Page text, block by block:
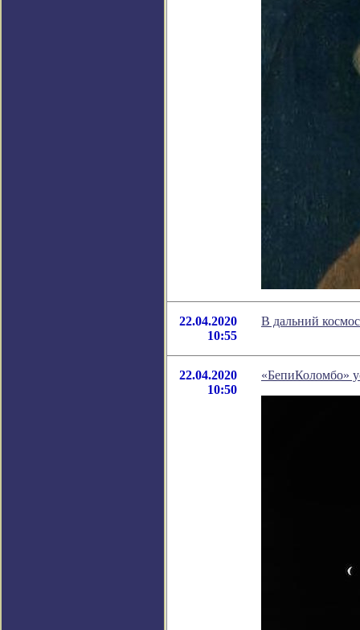
22.04.2020
10:55
В дальний
22.04.2020
10:50
«БепиКоломбо»